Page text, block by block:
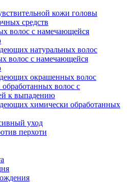
кожи головы
средств
волос с намечающейся
натуральных волос
волос с намечающейся
окрашенных волос
волос с
к выпадению
химически обработанных
уход
перхоти